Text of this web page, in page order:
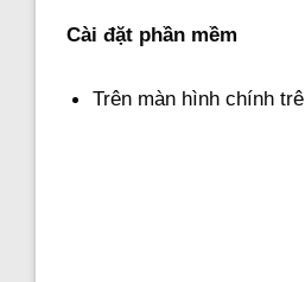
Cài đặt phần mềm
Trên màn hình chính